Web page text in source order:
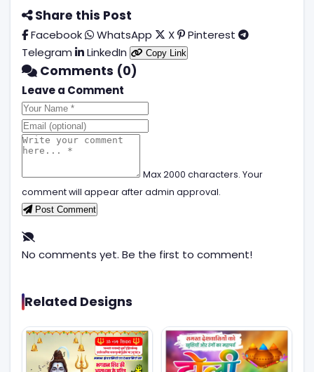
Share this Post
Facebook WhatsApp X
Pinterest
Telegram
LinkedIn Copy Link
Comments (0)
Leave a Comment
Max 2000 characters. Your
comment will appear after admin approval.
Post Comment
No comments yet. Be the first to comment!
Related Designs